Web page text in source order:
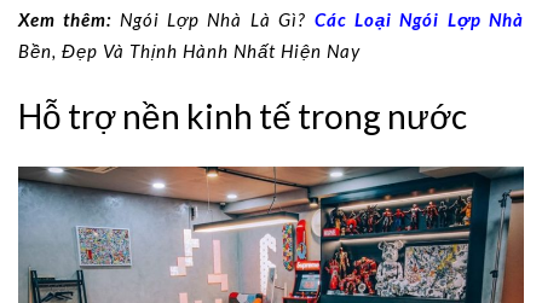
Xem thêm: Ngói Lợp Nhà Là Gì? Các Loại Ngói Lợp Nhà
Bền, Đẹp Và Thịnh Hành Nhất Hiện Nay
Hỗ trợ nền kinh tế trong nước